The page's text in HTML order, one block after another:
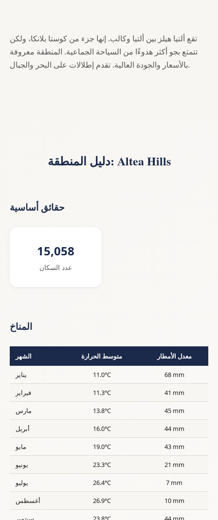
تقع ألتيا هيلز بين ألتيا وكالب. إنها جزء من كوستا بلانكا، ولكن
تتمتع بجو أكثر هدوءًا من السياحة الجماعية. المنطقة معروفة
بالأسعار والجودة العالية. تقدم إطلالات على البحر والجبال.
دليل المنطقة: Altea Hills
حقائق أساسية
15,058
عدد السكان
المناخ
الشهر متوسط الحرارة معدل الأمطار
يناير 11.0°C 68 mm
فبراير 11.3°C 41 mm
مارس 13.8°C 45 mm
أبريل 16.0°C 44 mm
مايو 19.0°C 43 mm
يونيو 23.3°C 21 mm
يوليو 26.4°C 7 mm
أغسطس 26.9°C 10 mm